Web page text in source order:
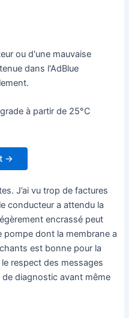
ou d'une mauvaise
dans l'AdBlue
à partir de 25°C
→
J’ai vu trop de factures
conducteur a attendu la
encrassé peut
pompe dont la membrane a
est bonne pour la
respect des messages
de diagnostic avant même